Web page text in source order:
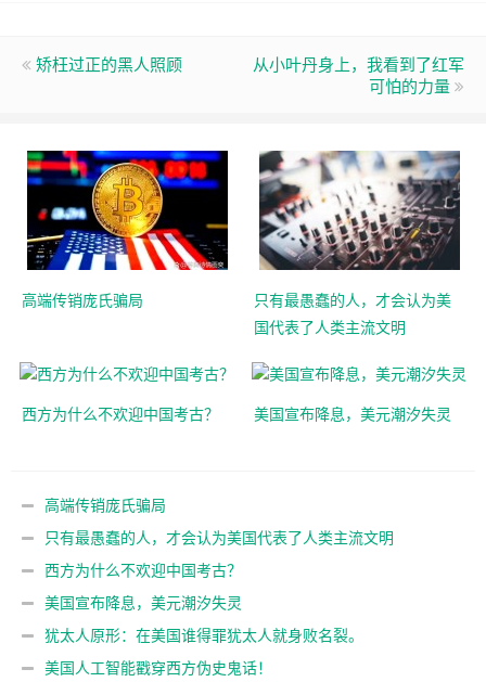
矫枉过正的黑人照顾
从小叶丹身上，我看到了红军
可怕的力量
高端传销庞氏骗局
只有最愚蠢的人，才会认为美
国代表了人类主流文明
西方为什么不欢迎中国考古？ 美国宣布降息，美元潮汐失灵
高端传销庞氏骗局
只有最愚蠢的人，才会认为美国代表了人类主流文明
西方为什么不欢迎中国考古？
美国宣布降息，美元潮汐失灵
犹太人原形：在美国谁得罪犹太人就身败名裂。
美国人工智能戳穿西方伪史鬼话！